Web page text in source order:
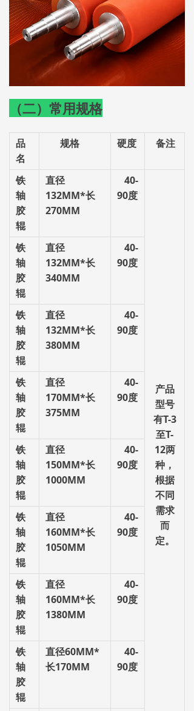
（二） 常用规格
品
名
规格 硬度 备注
铁
轴
胶
辊
直径
132MM*长
270MM
40-
90度
产品
型号
有T-3
至T-
12两
种，
根据
不同
需求
而
定。
铁
轴
胶
辊
直径
132MM*长
340MM
40-
90度
铁
轴
胶
辊
直径
132MM*长
380MM
40-
90度
铁
轴
胶
辊
直径
170MM*长
375MM
40-
90度
铁
轴
胶
辊
直径
150MM*长
1000MM
40-
90度
铁
轴
胶
辊
直径
160MM*长
1050MM
40-
90度
铁
轴
胶
辊
直径
160MM*长
1380MM
40-
90度
铁
轴
胶
辊
直径60MM*
长170MM
40-
90度